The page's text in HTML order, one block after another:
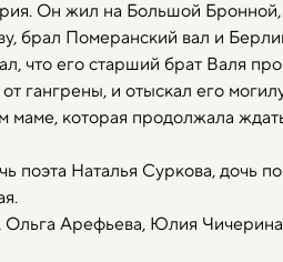
Он жил на Большой
брал Померанский вал и
что его старший брат Валя
гангрены, и отыскал его
которая продолжала
Наталья Суркова, дочь
Ольга Арефьева, Юлия